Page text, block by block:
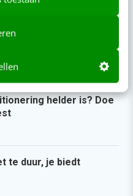
die het niet met je eens
helder is? Doe
te duur, je biedt